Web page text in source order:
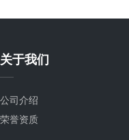
关于我们
公司介绍
荣誉资质